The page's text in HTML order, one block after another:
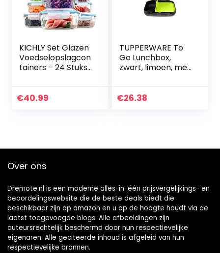
KICHLY Set Glazen
Voedselopslagcon
tainers – 24 Stuks
deksels) –
€40.99
TUPPERWARE To
Go Lunchbox,
zwart, limoen, met
sandwich doos
€26.38
Over ons
Dremote.nl is een moderne alles-in-één prijsvergelijkings- en
beoordelingswebsite die de beste deals biedt die
beschikbaar zijn op amazon en u op de hoogte houdt via de
laatst toegevoegde blogs. Alle afbeeldingen zijn
auteursrechtelijk beschermd door hun respectievelijke
eigenaren. Alle geciteerde inhoud is afgeleid van hun
respectievelijke bronnen.